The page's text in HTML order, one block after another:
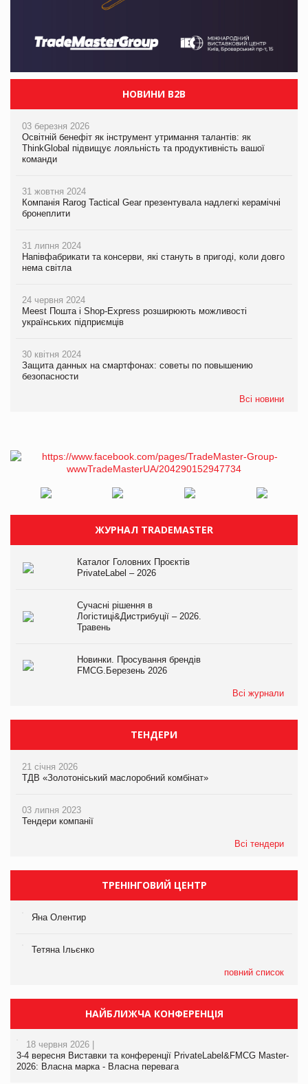
НОВИНИ B2B
03 березня 2026
Освітній бенефіт як інструмент утримання талантів: як
ThinkGlobal підвищує лояльність та продуктивність вашої
команди
31 жовтня 2024
Компанія Rarog Tactical Gear презентувала надлегкі керамічні
бронеплити
31 липня 2024
Напівфабрикати та консерви, які стануть в пригоді, коли довго
нема світла
24 червня 2024
Meest Пошта і Shop-Express розширюють можливості
українських підприємців
30 квітня 2024
Защита данных на смартфонах: советы по повышению
безопасности
Всі новини
ЖУРНАЛ TRADEMASTER
Каталог Головних Проєктів
PrivateLabel – 2026
Сучасні рішення в
Логістиці&Дистрибуції – 2026.
Травень
Новинки. Просування брендів
FMCG.Березень 2026
Всі журнали
ТЕНДЕРИ
21 січня 2026
ТДВ «Золотоніський маслоробний комбінат»
03 липня 2023
Тендери компанії
Всі тендери
ТРЕНІНГОВИЙ ЦЕНТР
Яна Олентир
Тетяна Ільєнко
повний список
НАЙБЛИЖЧА КОНФЕРЕНЦІЯ
18 червня 2026 |
3-4 вересня Виставки та конференції PrivateLabel&FMCG Master-
2026: Власна марка - Власна перевага